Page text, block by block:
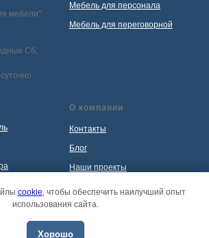
cookie, чтобы обеспечить наилучший опыт
использования сайта.
Хорошо
мебели"
Сб,
Мебель для персонала
Мебель для переговорной
О компании
Контакты
Блог
Наши проекты
Политика обработки
персональных данных